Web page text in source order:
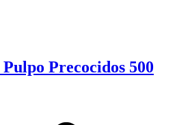
Precocidos 500